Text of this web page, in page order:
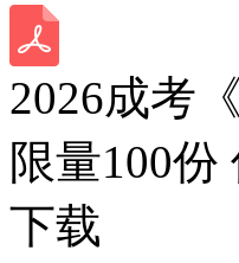
2026成考
限量100份
下载